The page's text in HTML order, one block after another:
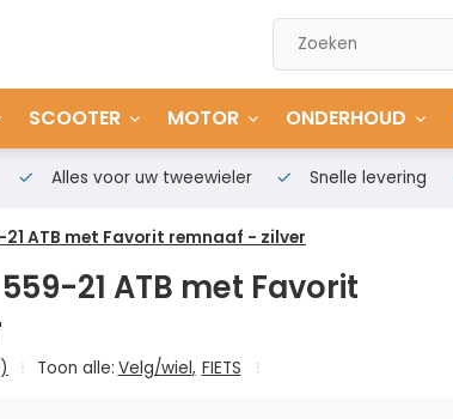
SCOOTER MOTOR ONDERHOUD
Alles voor uw tweewieler Snelle levering
ATB met Favorit remnaaf - zilver
21 ATB met Favorit
Toon alle: Velg/wiel, FIETS